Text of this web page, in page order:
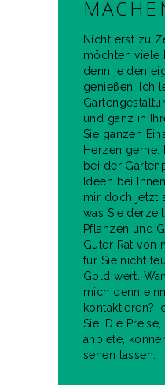
Nicht erst zu
möchten viele
denn je den
genießen. Ich
und ganz in
Sie ganzen
Herzen gerne.
bei der
Ideen bei
mir doch jetzt
was Sie
Pflanzen und
Guter Rat von
für Sie nicht
Gold wert.
mich denn
kontaktieren?
Sie. Die
anbiete,
sehen lassen.